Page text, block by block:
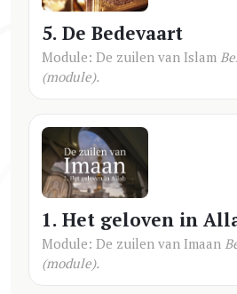
5. De Bedevaart
Module: De zuilen van Islam
(module).
1. Het geloven in
Module: De zuilen van Imaan
(module).